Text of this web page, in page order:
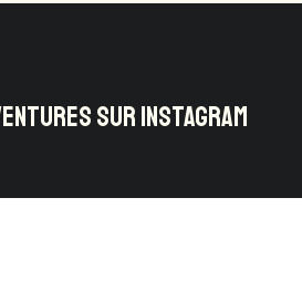
SUR INSTAGRAM